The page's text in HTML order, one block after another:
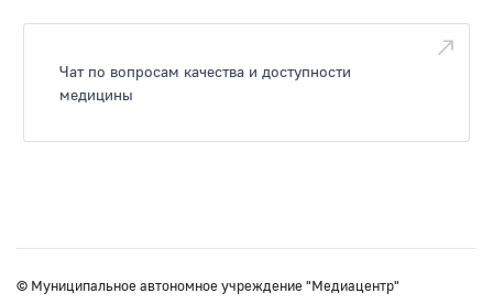
Чат по вопросам качества и доступности
медицины
© Муниципальное автономное учреждение "Медиацентр"